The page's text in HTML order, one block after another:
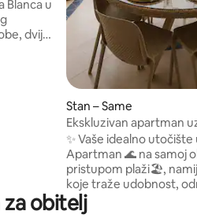
Blanca u
dvije
Stan – Same
Ekskluzivan apartman
✨ Vaše idealno utočište
Apartman 🌊 na samoj
pristupom plaži🏖️,
koje traže udobnost,
trenutke. Uživajte u 3
potpune kupaonice🚿,
za obitelj